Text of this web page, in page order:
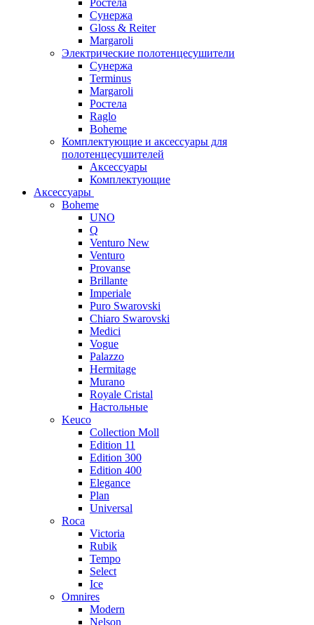
Ростела
Сунержа
Gloss & Reiter
Margaroli
Электрические полотенцесушители
Сунержа
Terminus
Margaroli
Ростела
Raglo
Boheme
Комплектующие и аксессуары для
полотенцесушителей
Аксессуары
Комплектующие
Аксессуары
Boheme
UNO
Q
Venturo New
Venturo
Provanse
Brillante
Imperiale
Puro Swarovski
Chiaro Swarovski
Medici
Vogue
Palazzo
Hermitage
Murano
Royale Cristal
Настольные
Keuco
Collection Moll
Edition 11
Edition 300
Edition 400
Elegance
Plan
Universal
Roca
Victoria
Rubik
Tempo
Select
Ice
Omnires
Modern
Nelson